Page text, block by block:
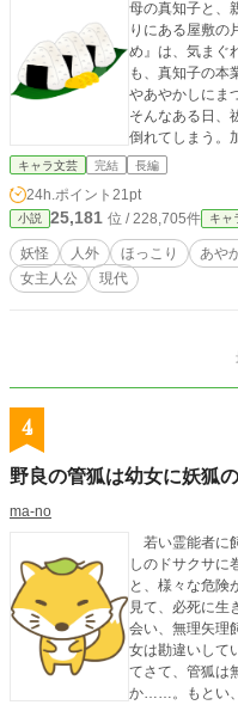
母の真知子と、
りにある屋敷の
め』は、気まぐ
も、真知子の本
やあやかしにま
そんなある日、
倒れてしまう。
は祓いの力の継
賞」奨励賞。
文庫」佳作。
キャラ文芸 完結 長編
24h.ポイント 21pt
小説 25,181 位 / 228,705件 キャ
妖怪 人外 ほっこり あや
女主人公
現代
4
野良の管狐は幼女に妖狐
ma-no
若い霊能者に
しのドサクサに
と、様々な危険
見て、必死に
会い、無理矢理
女は勘違いしている。 「俺は管狐。妖狐で
てさて、管狐は
か……。もとい